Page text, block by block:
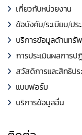
เกี่ยวกับหน่วยงาน
ข้อบังคับ/ระเบียบ/ปร
บริการข้อมูลด้านทรั
การประเมินผลการป
สวัสดิการและสิทธิปร
แบบฟอร์ม
บริการข้อมูลอื่น